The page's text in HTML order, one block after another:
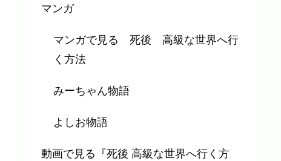
マンガ
マンガで見る 死後 高級な世界へ行
く方法
みーちゃん物語
よしお物語
動画で見る『死後 高級な世界へ行く方